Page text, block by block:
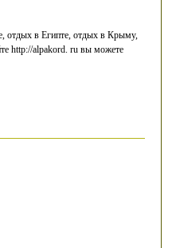
отдых в Египте, отдых в Крыму,
http://alpakord. ru вы можете